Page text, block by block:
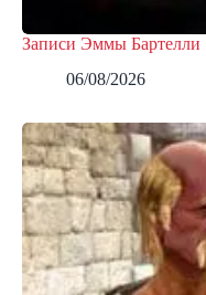
Записи Эммы Бартелли
06/08/2026